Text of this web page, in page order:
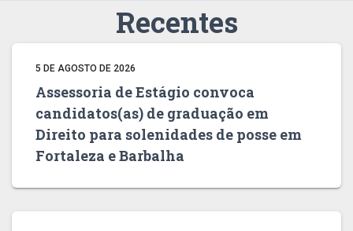
Recentes
5 DE AGOSTO DE 2026
Assessoria de Estágio convoca
candidatos(as) de graduação em
Direito para solenidades de posse em
Fortaleza e Barbalha